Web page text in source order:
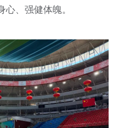
、强健体魄。